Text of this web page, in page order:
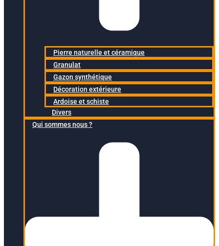
Pierre naturelle et céramique
Granulat
Gazon synthétique
Décoration extérieure
Ardoise et schiste
Divers
Qui sommes nous ?